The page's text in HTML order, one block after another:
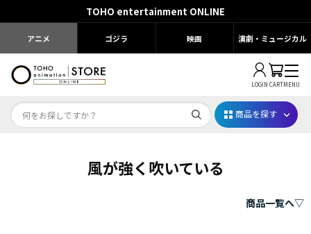
LOGIN CARTMENU
Dr.STONE STONE FES.2026
商品を探す
TOHO entertainment ONLINE
アニメ ゴジラ 映画 演劇・ミュージカル
風が強く吹いている
商品一覧へ▽